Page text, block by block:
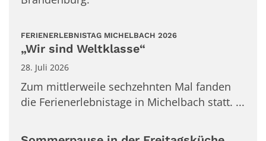
FERIENERLEBNISTAG MICHELBACH 2026:
„Wir sind Weltklasse“
28. Juli 2026
Zum mittlerweile sechzehnten Mal fanden
die Ferienerlebnistage in Michelbach statt. ...